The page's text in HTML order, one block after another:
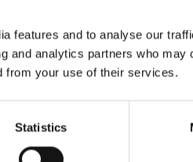
features and to analyse our
and analytics partners who may
from your use of their services.
Statistics
Lägg till i favoriter